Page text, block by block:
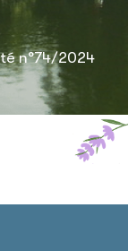
n°74/2024